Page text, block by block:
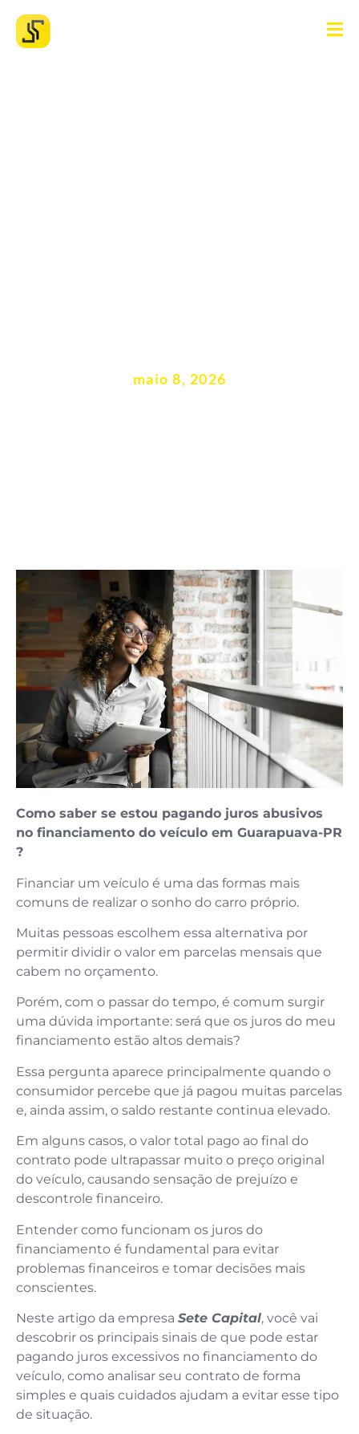
maio 8, 2026
Como saber se estou pagando juros abusivos
no financiamento do veículo em Guarapuava-PR
?
Financiar um veículo é uma das formas mais
comuns de realizar o sonho do carro próprio.
Muitas pessoas escolhem essa alternativa por
permitir dividir o valor em parcelas mensais que
cabem no orçamento.
Porém, com o passar do tempo, é comum surgir
uma dúvida importante: será que os juros do meu
financiamento estão altos demais?
Essa pergunta aparece principalmente quando o
consumidor percebe que já pagou muitas parcelas
e, ainda assim, o saldo restante continua elevado.
Em alguns casos, o valor total pago ao final do
contrato pode ultrapassar muito o preço original
do veículo, causando sensação de prejuízo e
descontrole financeiro.
Entender como funcionam os juros do
financiamento é fundamental para evitar
problemas financeiros e tomar decisões mais
conscientes.
Neste artigo da empresa Sete Capital, você vai
descobrir os principais sinais de que pode estar
pagando juros excessivos no financiamento do
veículo, como analisar seu contrato de forma
simples e quais cuidados ajudam a evitar esse tipo
de situação.